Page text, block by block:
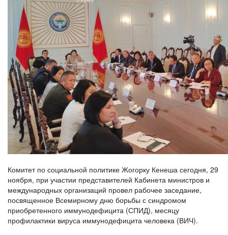
Комитет по социальной политике Жогорку Кенеша сегодня, 29
ноября, при участии представителей Кабинета министров и
международных организаций провел рабочее заседание,
посвященное Всемирному дню борьбы с синдромом
приобретенного иммунодефицита (СПИД), месяцу
профилактики вируса иммунодефицита человека (ВИЧ).